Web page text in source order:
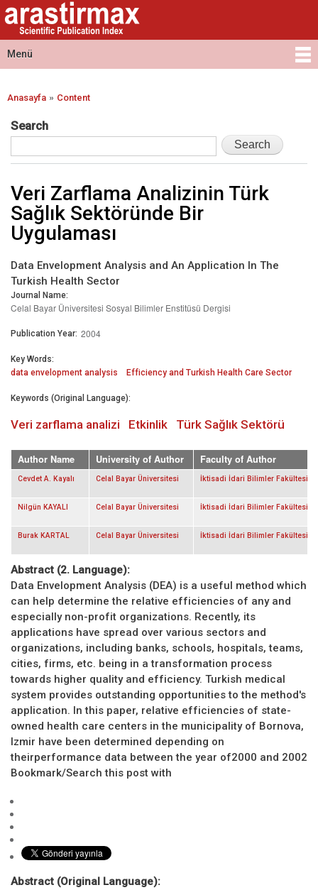
Ana
içeriğe
atla
Arastirmax
- Scientific
Publication
Index
Arastirmax
Scientific
Publication
Index
Menü
Ana menü
Buradasınız
Anasayfa » Content
Search
Veri Zarflama Analizinin Türk
Sağlık Sektöründe Bir
Uygulaması
Data Envelopment Analysis and An Application In The
Turkish Health Sector
Journal Name:
Celal Bayar Üniversitesi Sosyal Bilimler Enstitüsü Dergisi
Publication Year: 2004
Key Words:
data envelopment analysis
Efficiency and Turkish Health Care Sector
Keywords (Original Language):
Veri zarflama analizi Etkinlik Türk Sağlık Sektörü
Author Name University of Author Faculty of Author
Cevdet A. Kayalı Celal Bayar Üniversitesi İktisadi İdari Bilimler Fakültesi
Nilgün KAYALI Celal Bayar Üniversitesi İktisadi İdari Bilimler Fakültesi
Burak KARTAL Celal Bayar Üniversitesi İktisadi İdari Bilimler Fakültesi
Abstract (2. Language):
Data Envelopment Analysis (DEA) is a useful method which
can help determine the relative efficiencies of any and
especially non-profit organizations. Recently, its
applications have spread over various sectors and
organizations, including banks, schools, hospitals, teams,
cities, firms, etc. being in a transformation process
towards higher quality and efficiency. Turkish medical
system provides outstanding opportunities to the method's
application. In this paper, relative efficiencies of state-
owned health care centers in the municipality of Bornova,
Izmir have been determined depending on
theirperformance data between the year of2000 and 2002
Bookmark/Search this post with
Abstract (Original Language):